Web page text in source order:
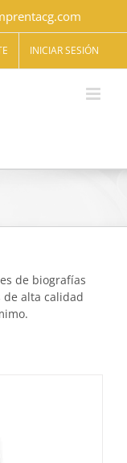
INICIAR SESIÓN
de biografías
de alta calidad